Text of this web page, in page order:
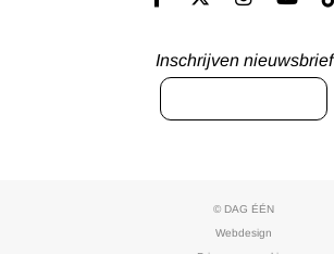
Inschrijven nieuwsbrief
© DAG ÉÉN
Webdesign